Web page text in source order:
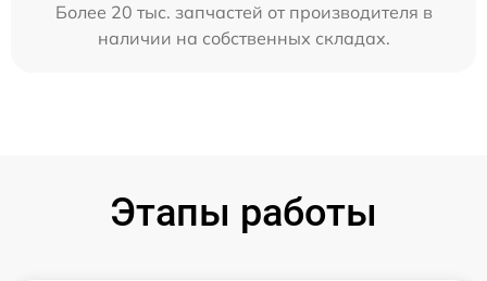
Более 20 тыс. запчастей от производителя в
наличии на собственных складах.
Этапы работы